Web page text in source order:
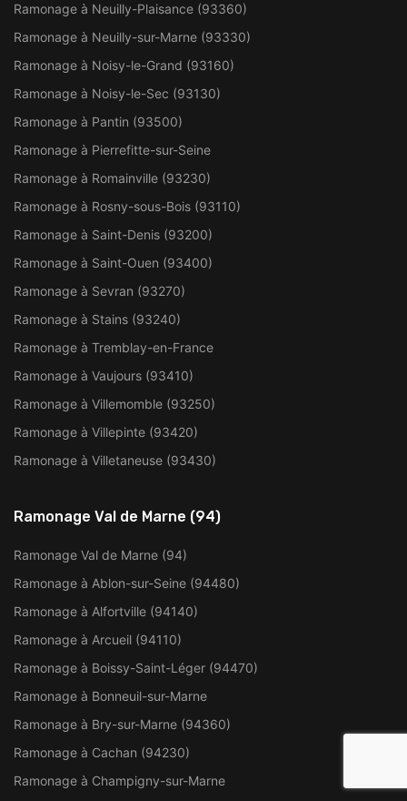
Ramonage à Neuilly-Plaisance (93360)
Ramonage à Neuilly-sur-Marne (93330)
Ramonage à Noisy-le-Grand (93160)
Ramonage à Noisy-le-Sec (93130)
Ramonage à Pantin (93500)
Ramonage à Pierrefitte-sur-Seine
Ramonage à Romainville (93230)
Ramonage à Rosny-sous-Bois (93110)
Ramonage à Saint-Denis (93200)
Ramonage à Saint-Ouen (93400)
Ramonage à Sevran (93270)
Ramonage à Stains (93240)
Ramonage à Tremblay-en-France
Ramonage à Vaujours (93410)
Ramonage à Villemomble (93250)
Ramonage à Villepinte (93420)
Ramonage à Villetaneuse (93430)
Ramonage Val de Marne (94)
Ramonage Val de Marne (94)
Ramonage à Ablon-sur-Seine (94480)
Ramonage à Alfortville (94140)
Ramonage à Arcueil (94110)
Ramonage à Boissy-Saint-Léger (94470)
Ramonage à Bonneuil-sur-Marne
Ramonage à Bry-sur-Marne (94360)
Ramonage à Cachan (94230)
Ramonage à Champigny-sur-Marne